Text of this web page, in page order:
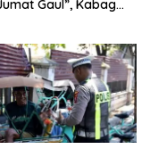
Gaul”, Kabag
Masyarakat